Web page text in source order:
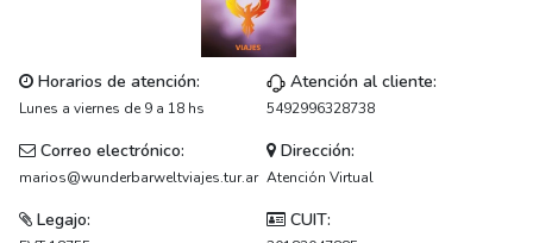
Horarios de atención:
Lunes a viernes de 9 a 18 hs
Atención al cliente:
5492996328738
Correo electrónico:
marios@wunderbarweltviajes.tur.ar
Dirección:
Atención Virtual
Legajo: CUIT: